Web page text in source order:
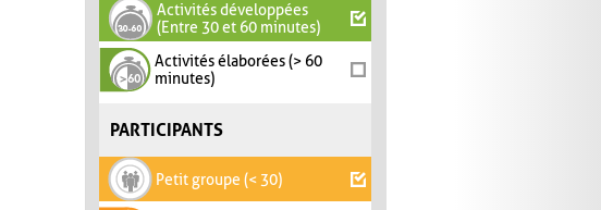
Activités développées
(Entre 30 et 60 minutes)
Activités élaborées (> 60
minutes)
PARTICIPANTS
Petit groupe (< 30)